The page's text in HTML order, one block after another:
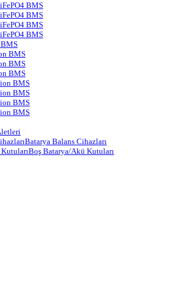
BMS
BMS
BMS
BMS
BMS
BMS
BMS
BMS
BMS
BMS
BMS
Batarya Balans Cihazları
Boş Batarya/Akü Kutuları